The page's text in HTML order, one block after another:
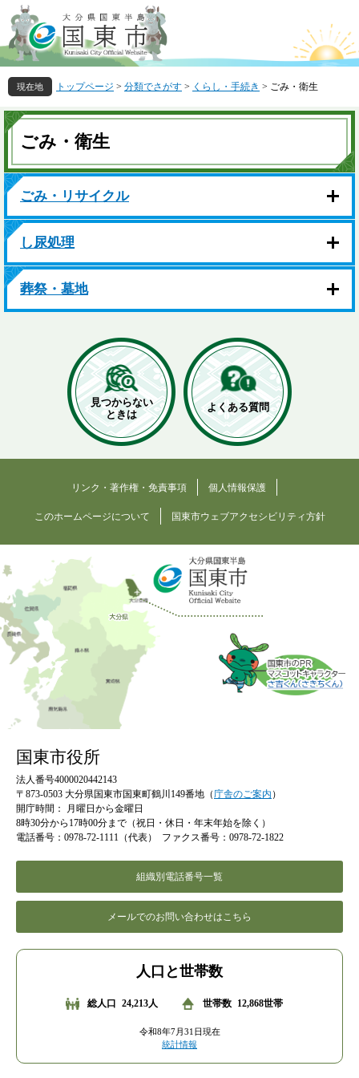
ー
ジ
の
先
頭
で
す
ニ
ュ
ー
を
飛
ば
し
文
へ
トップページ > 分類でさがす > くらし・手続き > ごみ・衛生
本
文
ごみ・衛生
ごみ・リサイクル
し尿処理
葬祭・墓地
見つからない
ときは
よくある質問
リンク・著作権・免責事項 個人情報保護
このホームページについて 国東市ウェブアクセシビリティ方針
国東市役所
法人番号4000020442143
〒873-0503 大分県国東市国東町鶴川149番地（庁舎のご案内 ）
開庁時間：
月曜日から金曜日
8時30分から17時00分まで（祝日・休日・年末年始を除く）
電話番号：0978-72-1111（代表）
ファクス番号：0978-72-1822
組織別電話番号一覧
メールでのお問い合わせはこちら
人口と世帯数
総人口 24,213人 世帯数 12,868世帯
令和8年7月31日現在
統計情報